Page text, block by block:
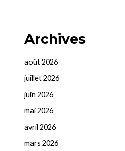
Archives
août 2026
juillet 2026
juin 2026
mai 2026
avril 2026
mars 2026